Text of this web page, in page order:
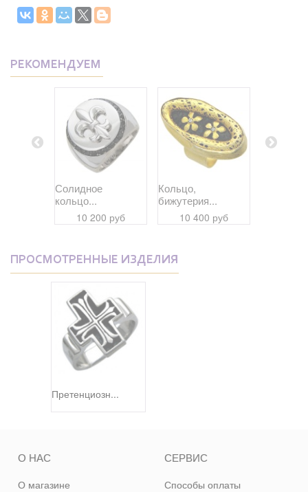
РЕКОМЕНДУЕМ
Солидное
кольцо...
10 200 руб
Кольцо,
бижутерия...
10 400 руб
ПРОСМОТРЕННЫЕ ИЗДЕЛИЯ
Претенциозн...
О НАС
О магазине
СЕРВИС
Способы оплаты